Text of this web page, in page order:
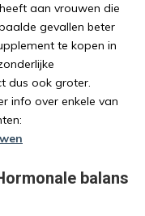
aan vrouwen die
gevallen beter
te kopen in
dus ook groter.
info over enkele van
balans